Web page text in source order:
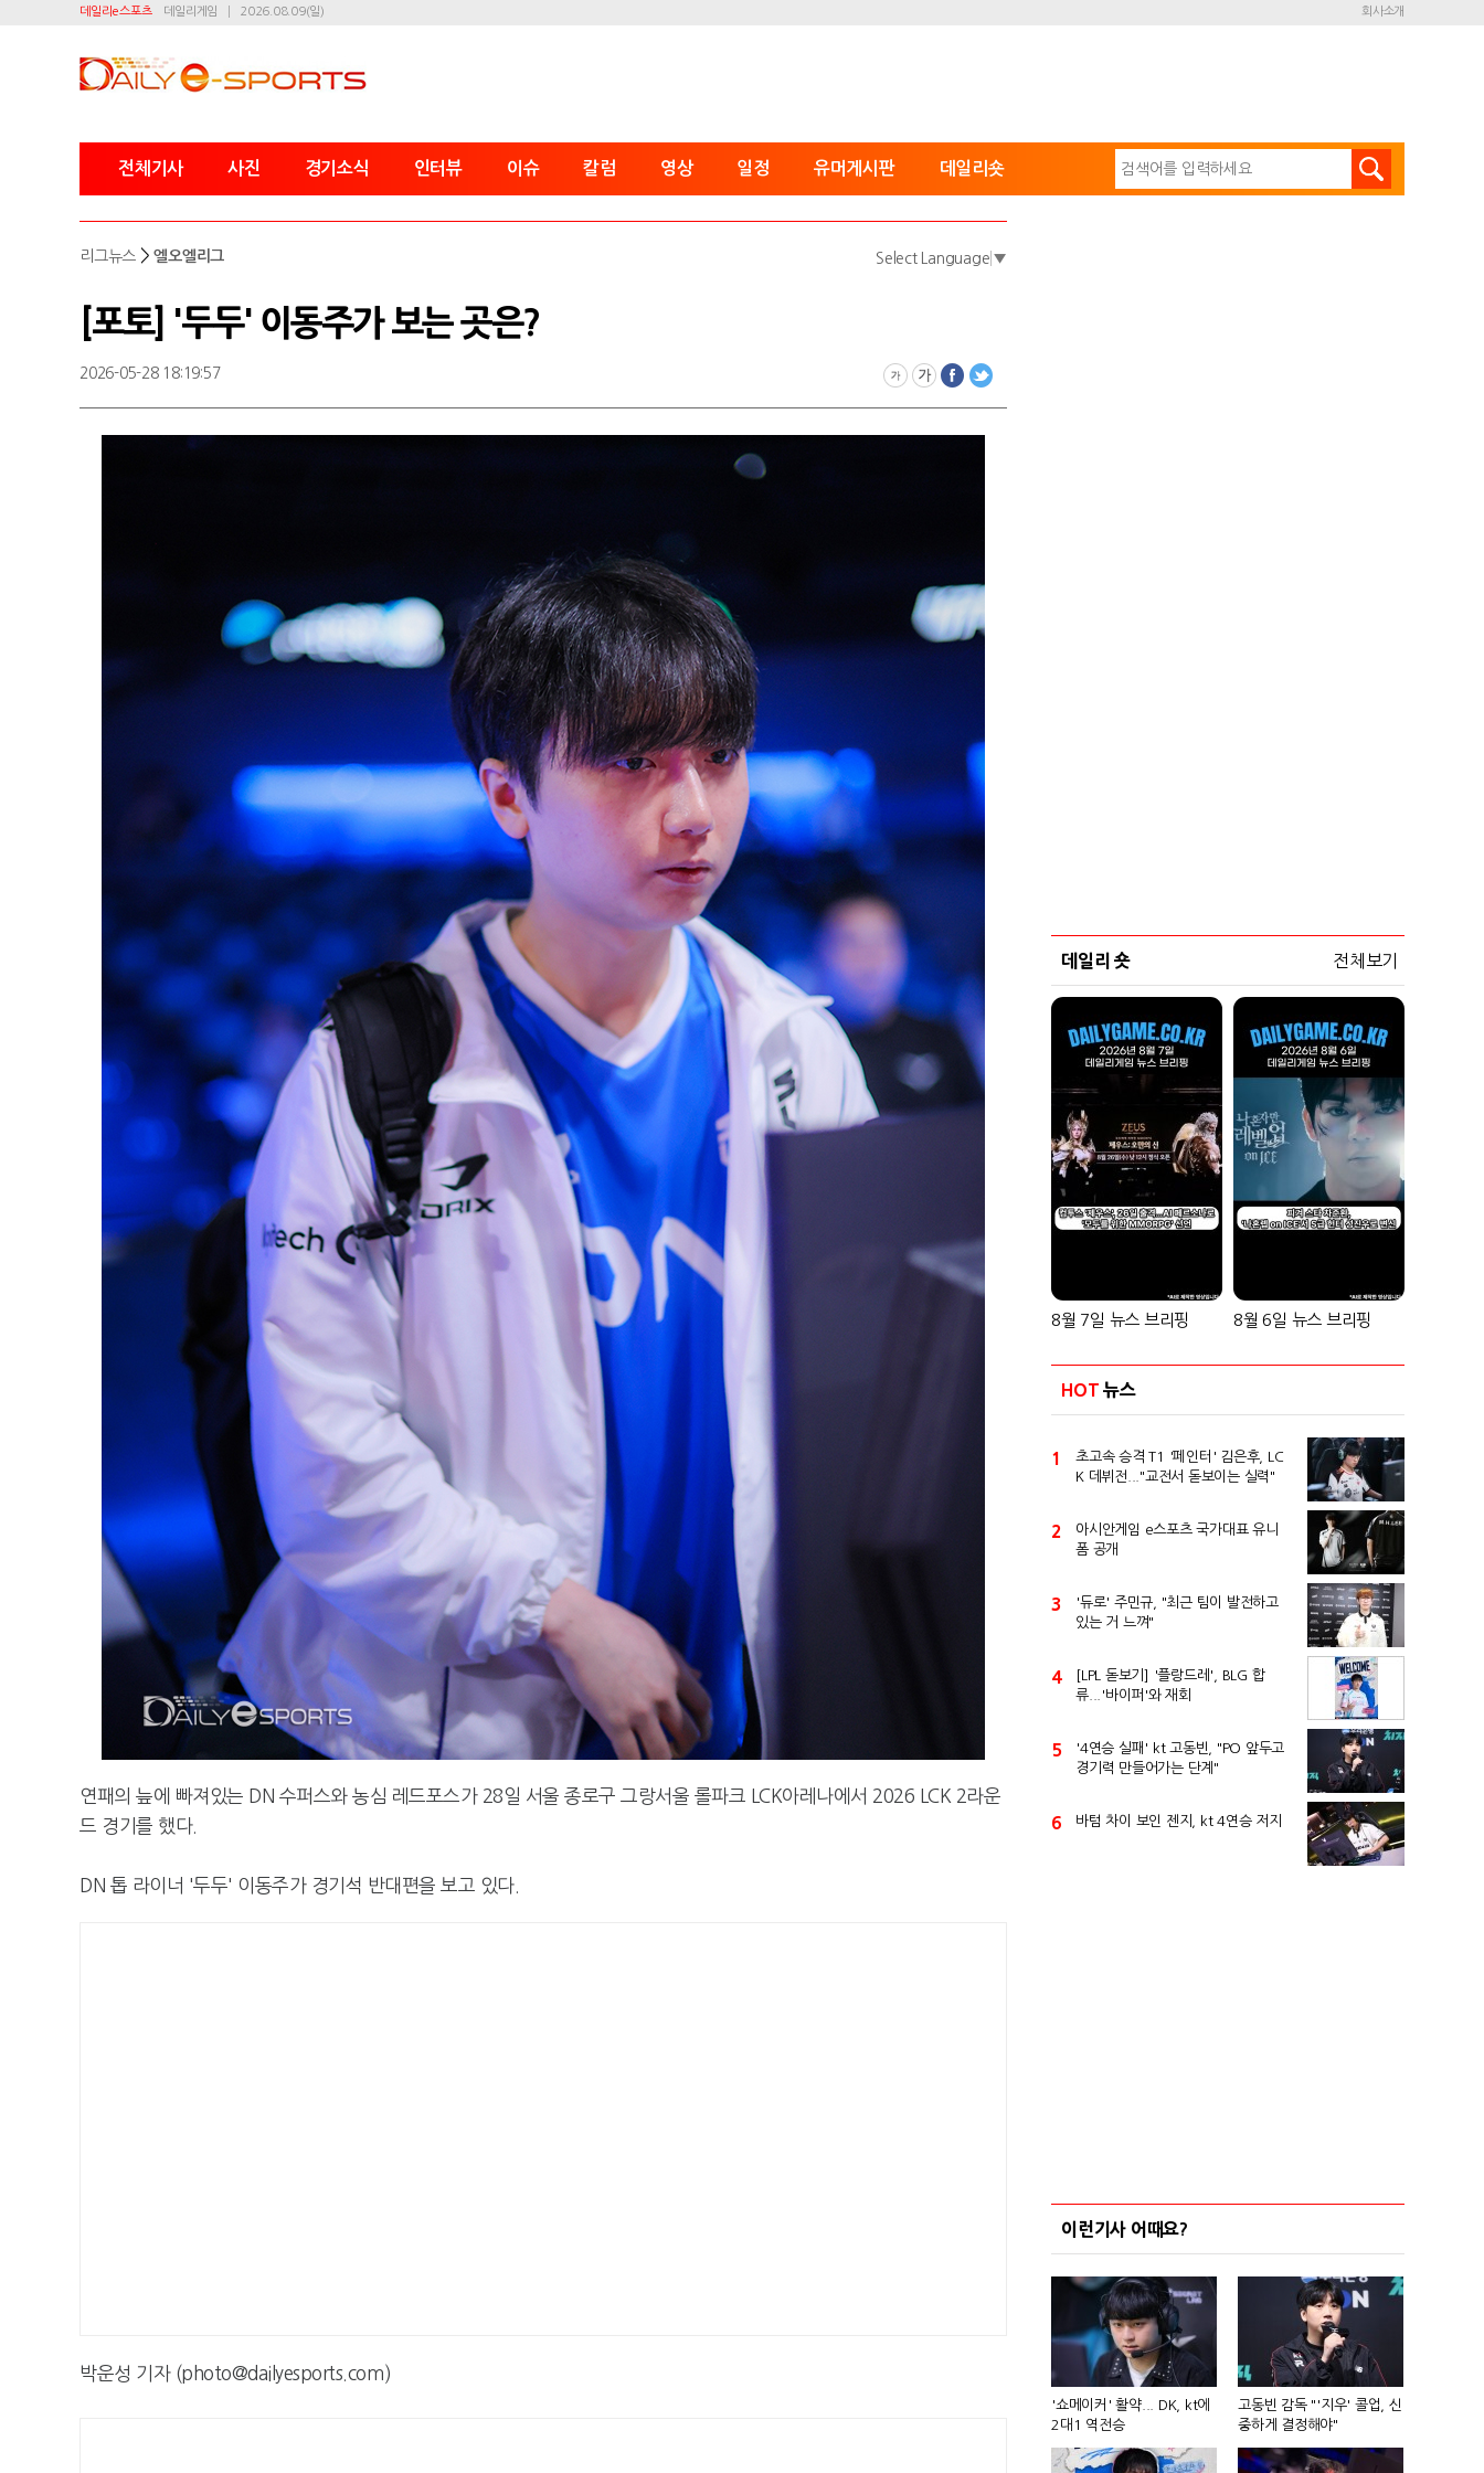
데일리e스포츠 데일리게임 2026.08.09(일) 회사소개
전체기사 사진 경기소식 인터뷰 이슈 칼럼 영상 일정 유머게시판 데일리숏
리그뉴스 >엘오엘리그 Select Language ▼
[포토] '두두' 이동주가 보는 곳은?
2026-05-28 18:19:57
연패의 늪에 빠져있는 DN 수퍼스와 농심 레드포스가 28일 서울 종로구 그랑서울 롤파크 LCK아레나에서 2026 LCK 2라운
드 경기를 했다.
DN 톱 라이너 '두두' 이동주가 경기석 반대편을 보고 있다.
박운성 기자 (photo@dailyesports.com)
데일리 숏 전체보기
8월 7일 뉴스 브리핑 8월 6일 뉴스 브리핑
HOT 뉴스
1
초고속 승격 T1 '페인터' 김은후, LC
K 데뷔전..."교전서 돋보이는 실력"
2
아시안게임 e스포츠 국가대표 유니
폼 공개
3
'듀로' 주민규, "최근 팀이 발전하고
있는 거 느껴"
4
[LPL 돋보기] '플랑드레', BLG 합
류...'바이퍼'와 재회
5
'4연승 실패' kt 고동빈, "PO 앞두고
경기력 만들어가는 단계"
6 바텀 차이 보인 젠지, kt 4연승 저지
이런기사 어때요?
'쇼메이커' 활약... DK, kt에
2대1 역전승
고동빈 감독 "'지우' 콜업, 신
중하게 결정해야"